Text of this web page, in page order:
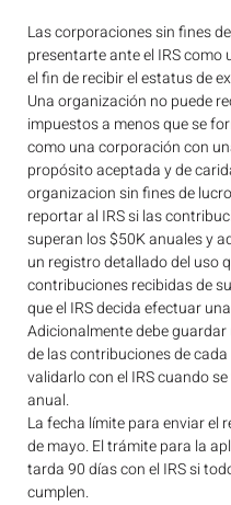
Las corporaciones sin fines
presentarte ante el IRS como
el fin de recibir el estatus de
Una organización no puede
impuestos a menos que se
como una corporación con
propósito aceptada y de
organizacion sin fines de
reportar al IRS si las
superan los $50K anuales y
un registro detallado del uso
contribuciones recibidas de
que el IRS decida efectuar
Adicionalmente debe
de las contribuciones de
validarlo con el IRS cuando
anual.
La fecha límite para enviar el
de mayo. El trámite para la
tarda 90 días con el IRS si
cumplen.